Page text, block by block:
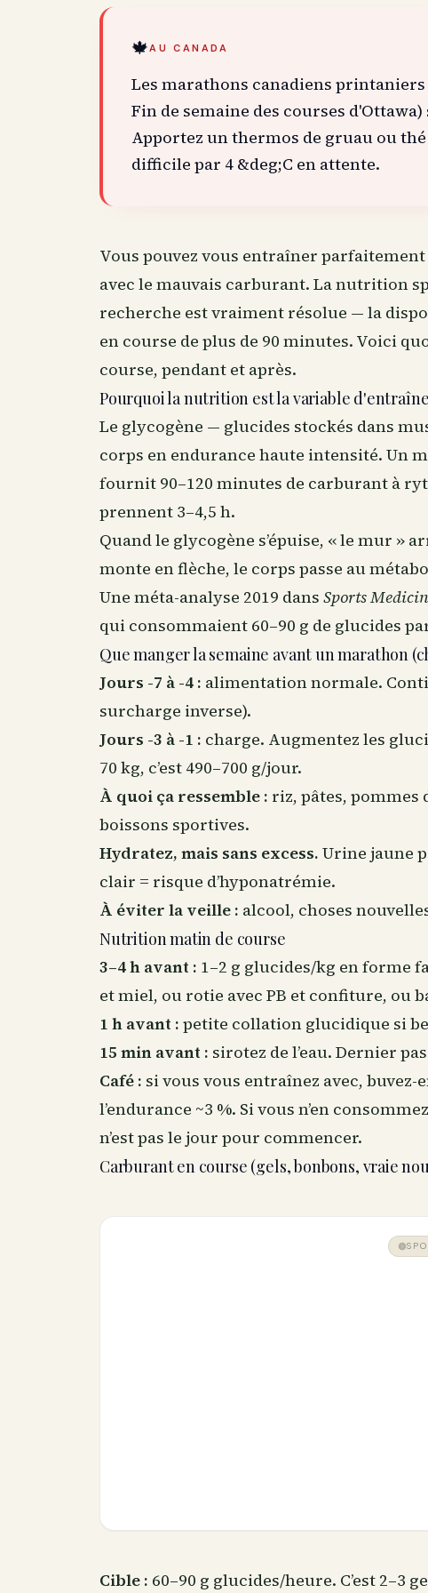
🍁AU CANADA
Les marathons canadiens
Fin de semaine des courses
Apportez un thermos de gruau ou
difficile par 4 &deg;C en attente.
Vous pouvez vous entraîner
avec le mauvais carburant. Lanutrition
recherche est vraiment résolue — la
en course de plus de 90 minutes. Voici
course, pendant et après.
Pourquoi la nutrition est la variable
Le glycogène — glucides stockés dans
corps en endurance haute intensité. Un
fournit 90–120 minutes de carburant à
prennent 3–4,5 h.
Quand le glycogène s’épuise, « le mur »
monte en flèche, le corps passe au
Une méta-analyse 2019 dans Sports
qui consommaient 60–90 g de glucides
Que manger la semaine avant un marathon
Jours -7 à -4 : alimentation normale.
surcharge inverse).
Jours -3 à -1 : charge. Augmentez les
70 kg, c’est 490–700 g/jour.
À quoi ça ressemble : riz, pâtes, pommes
boissons sportives.
Hydratez, mais sans excess. Urine jaune
clair = risque d’hyponatrémie.
À éviter la veille : alcool, choses
Nutrition matin de course
3–4 h avant : 1–2 g glucides/kg en forme
et miel, ou rotie avec PB et confiture, ou
1 h avant : petite collation glucidique si
15 min avant : sirotez de l’eau. Dernier
Café : si vous vous entraînez avec,
l’endurance ~3 %. Si vous n’en
n’est pas le jour pour commencer.
Carburant en course (gels, bonbons, vraie
Cible : 60–90 g glucides/heure. C’est 2–3